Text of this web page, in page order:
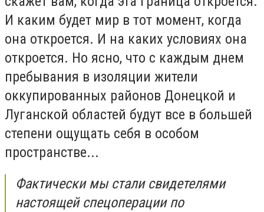
И каким будет мир в тот момент, когда
она откроется. И на каких условиях она
откроется. Но ясно, что с каждым днем
пребывания в изоляции жители
оккупированных районов Донецкой и
Луганской областей будут все в большей
степени ощущать себя в особом
пространстве...
Фактически мы стали свидетелями
настоящей спецоперации по